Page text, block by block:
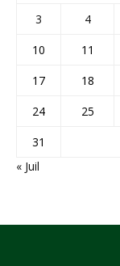
3
4
10
11
17
18
24
25
31
« Juil